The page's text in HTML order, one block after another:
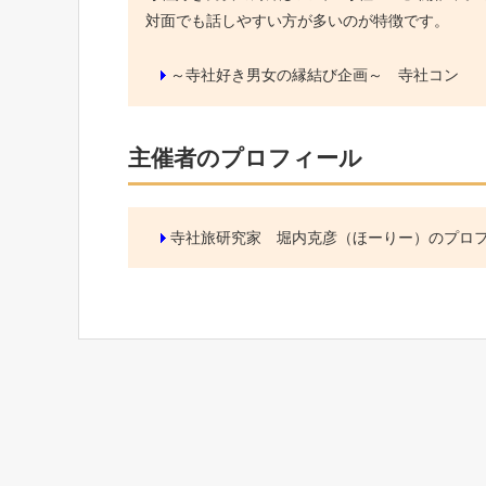
対面でも話しやすい方が多いのが特徴です。
～寺社好き男女の縁結び企画～ 寺社コン
主催者のプロフィール
寺社旅研究家 堀内克彦（ほーりー）のプロ